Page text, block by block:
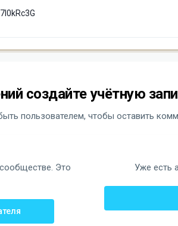
создайте учётную
пользователем, чтобы оставить
Это
Уже есть